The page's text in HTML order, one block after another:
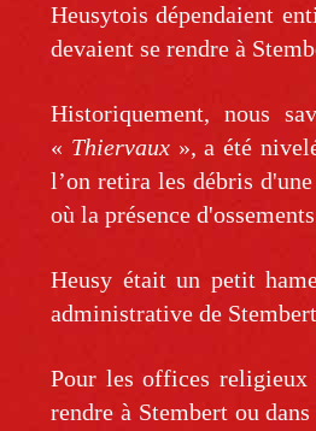
Heusytois dépendaient
devaient se rendre à
Historiquement, nous
« Thiervaux», a été
l’on retira les débris
où la présence
Heusy était un petit
administrative de
Pour les offices religieux
rendre à Stembert ou